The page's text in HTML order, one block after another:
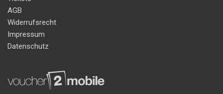
AGB
Widerrufsrecht
Impressum
Datenschutz